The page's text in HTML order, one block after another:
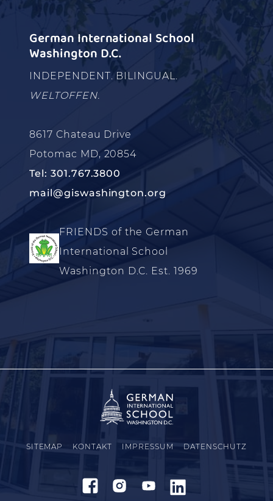
German International School
Washington D.C.
INDEPENDENT. BILINGUAL.
WELTOFFEN.
8617 Chateau Drive
Potomac MD, 20854
Tel: 301.767.3800
mail@giswashington.org
FRIENDS of the German
International School
Washington D.C. Est. 1969
SITEMAP KONTAKT IMPRESSUM DATENSCHUTZ